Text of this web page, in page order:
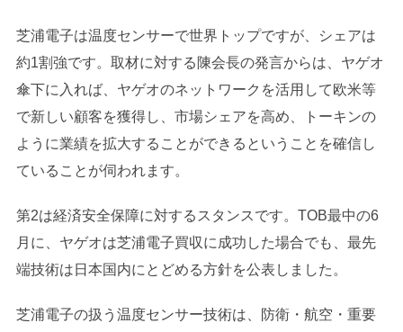
芝浦電子は温度センサーで世界トップですが、シェアは
約1割強です。取材に対する陳会長の発言からは、ヤゲオ
傘下に入れば、ヤゲオのネットワークを活用して欧米等
で新しい顧客を獲得し、市場シェアを高め、トーキンの
ように業績を拡大することができるということを確信し
ていることが伺われます。
第2は経済安全保障に対するスタンスです。TOB最中の6
月に、ヤゲオは芝浦電子買収に成功した場合でも、最先
端技術は日本国内にとどめる方針を公表しました。
芝浦電子の扱う温度センサー技術は、防衛・航空・重要